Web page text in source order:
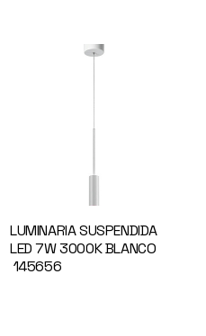
LUMINARIA SUSPENDIDA
LED 7W 3000K BLANCO
145656